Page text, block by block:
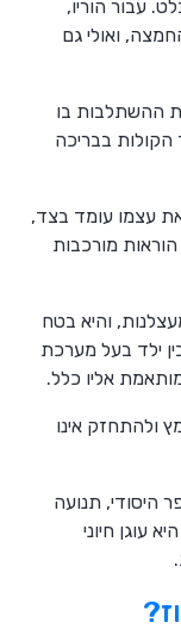
עבור הוריו,
ואולי גם
ההשתלבות בו
בבריכה
עצמו עומד בצד,
מורכבות
והיא בטח
ילד בעל מערכת
מותאמת אליו כלל.
ולהתחזק אינו
היסודי, תנועה
עוגן חיוני